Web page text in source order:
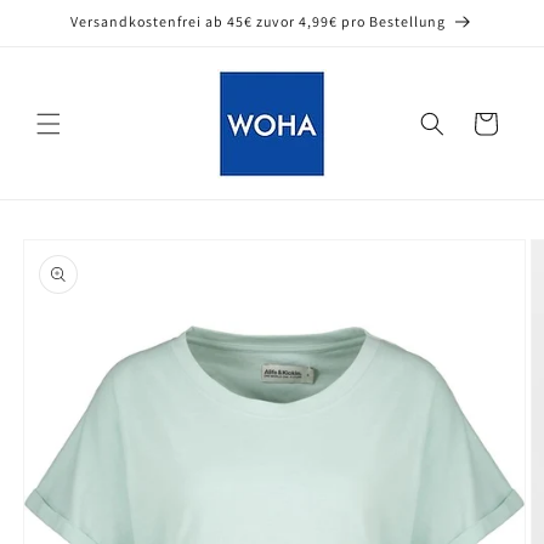
Versandkostenfrei ab 45€ zuvor 4,99€ pro Bestellung
Warenkorb